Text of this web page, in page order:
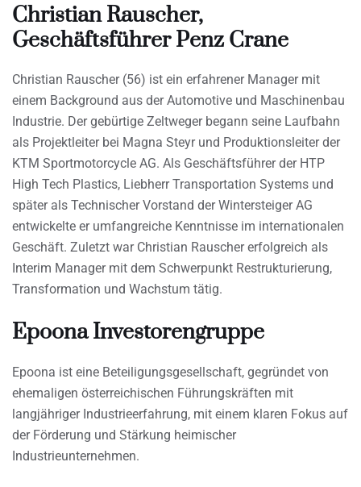
Christian Rauscher,
Geschäftsführer Penz Crane
Christian Rauscher (56) ist ein erfahrener Manager mit
einem Background aus der Automotive und Maschinenbau
Industrie. Der gebürtige Zeltweger begann seine Laufbahn
als Projektleiter bei Magna Steyr und Produktionsleiter der
KTM Sportmotorcycle AG. Als Geschäftsführer der HTP
High Tech Plastics, Liebherr Transportation Systems und
später als Technischer Vorstand der Wintersteiger AG
entwickelte er umfangreiche Kenntnisse im internationalen
Geschäft. Zuletzt war Christian Rauscher erfolgreich als
Interim Manager mit dem Schwerpunkt Restrukturierung,
Transformation und Wachstum tätig.
Epoona Investorengruppe
Epoona ist eine Beteiligungsgesellschaft, gegründet von
ehemaligen österreichischen Führungskräften mit
langjähriger Industrieerfahrung, mit einem klaren Fokus auf
der Förderung und Stärkung heimischer
Industrieunternehmen.